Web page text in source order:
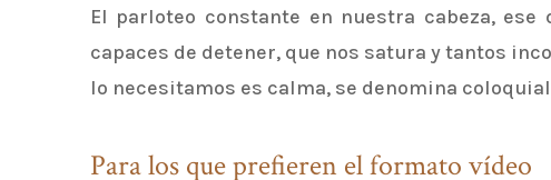
El parloteo constante en nuestra cabeza,
capaces de detener, que nos satura y tantos
lo necesitamos es calma, se denomina
Para los que prefieren el formato vídeo